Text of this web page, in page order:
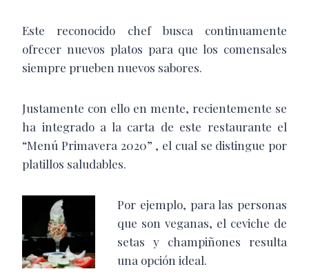
Este reconocido chef busca continuamente
ofrecer nuevos platos para que los comensales
siempre prueben nuevos sabores.
Justamente con ello en mente, recientemente se
ha integrado a la carta de este restaurante el
“Menú Primavera 2020” , el cual se distingue por
platillos saludables.
Por ejemplo, para las personas
que son veganas, el ceviche de
setas y champiñones resulta
una opción ideal.